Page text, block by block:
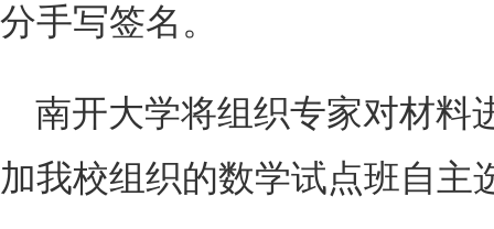
分手写签名。
南开大学将组织专家对材料
加我校组织的数学试点班自主